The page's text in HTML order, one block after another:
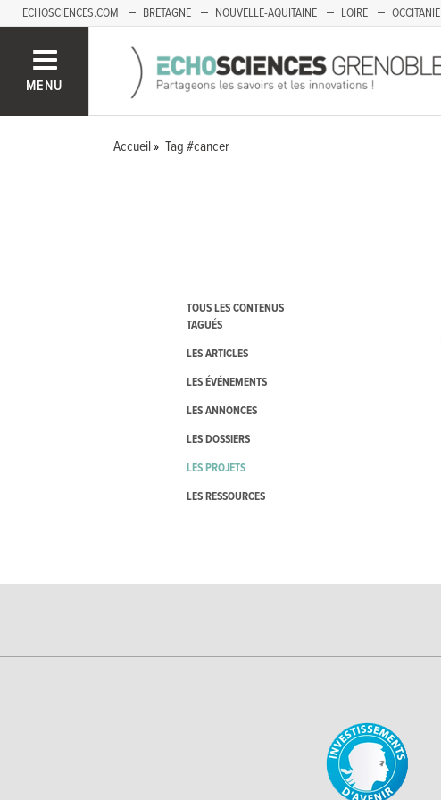
ECHOSCIENCES.COM BRETAGNE NOUVELLE-AQUITAINE LOIRE OCCITANIE
MENU
Accueil Tag #cancer
TOUS LES CONTENUS
TAGUÉS
LES ARTICLES
LES ÉVÉNEMENTS
LES ANNONCES
LES DOSSIERS
LES PROJETS
LES RESSOURCES